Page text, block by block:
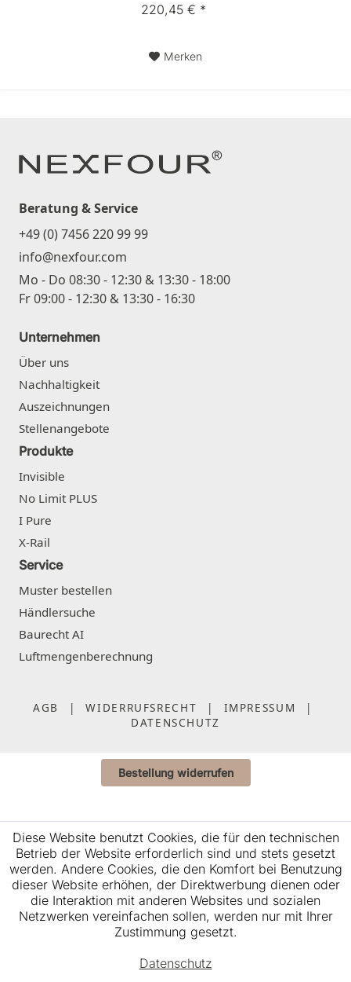
220,45 € *
Merken
Beratung & Service
+49 (0) 7456 220 99 99
info@nexfour.com
Mo - Do 08:30 - 12:30 & 13:30 - 18:00
Fr 09:00 - 12:30 & 13:30 - 16:30
Unternehmen
Über uns
Nachhaltigkeit
Auszeichnungen
Stellenangebote
Produkte
Invisible
No Limit PLUS
I Pure
X-Rail
Service
Muster bestellen
Händlersuche
Baurecht AI
Luftmengenberechnung
AGB | WIDERRUFSRECHT | IMPRESSUM
|
DATENSCHUTZ
Bestellung widerrufen
Diese Website benutzt Cookies, die für den technischen
Betrieb der Website erforderlich sind und stets gesetzt
werden. Andere Cookies, die den Komfort bei Benutzung
dieser Website erhöhen, der Direktwerbung dienen oder
die Interaktion mit anderen Websites und sozialen
Netzwerken vereinfachen sollen, werden nur mit Ihrer
Zustimmung gesetzt.
Datenschutz